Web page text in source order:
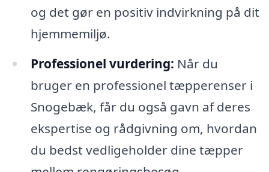
og det gør en positiv indvirkning på dit
hjemmemiljø.
Professionel vurdering: Når du
bruger en professionel tæpperenser i
Snogebæk, får du også gavn af deres
ekspertise og rådgivning om, hvordan
du bedst vedligeholder dine tæpper